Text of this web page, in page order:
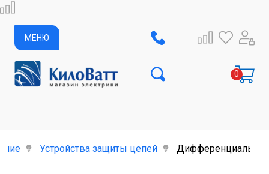
МЕНЮ
Устройства защиты цепей Дифференциальный